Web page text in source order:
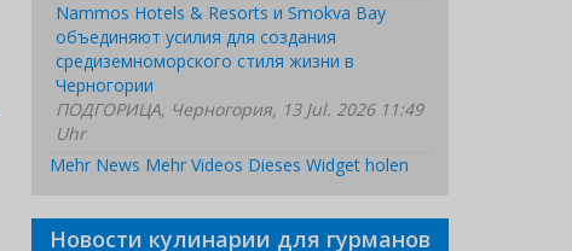
Nammos Hotels & Resorts и Smokva Bay
объединяют усилия для создания
средиземноморского стиля жизни в
Черногории
ПОДГОРИЦА, Черногория, 13 Jul. 2026 11:49
Uhr
Mehr News Mehr Videos Dieses Widget holen
Новости кулинарии для гурманов